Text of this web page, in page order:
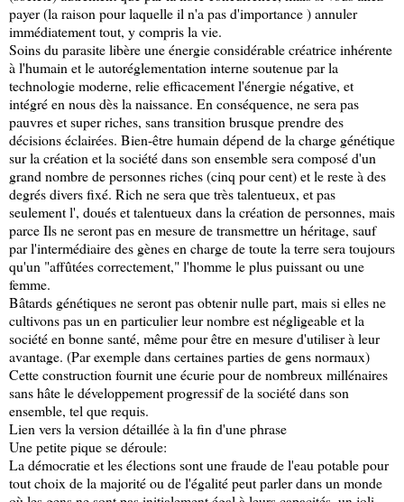
payer (la raison pour laquelle il n'a pas d'importance ) annuler
immédiatement tout, y compris la vie.
Soins du parasite libère une énergie considérable créatrice inhérente
à l'humain et le autoréglementation interne soutenue par la
technologie moderne, relie efficacement l'énergie négative, et
intégré en nous dès la naissance. En conséquence, ne sera pas
pauvres et super riches, sans transition brusque prendre des
décisions éclairées. Bien-être humain dépend de la charge génétique
sur la création et la société dans son ensemble sera composé d'un
grand nombre de personnes riches (cinq pour cent) et le reste à des
degrés divers fixé. Rich ne sera que très talentueux, et pas
seulement l', doués et talentueux dans la création de personnes, mais
parce Ils ne seront pas en mesure de transmettre un héritage, sauf
par l'intermédiaire des gènes en charge de toute la terre sera toujours
qu'un "affûtées correctement," l'homme le plus puissant ou une
femme.
Bâtards génétiques ne seront pas obtenir nulle part, mais si elles ne
cultivons pas un en particulier leur nombre est négligeable et la
société en bonne santé, même pour être en mesure d'utiliser à leur
avantage. (Par exemple dans certaines parties de gens normaux)
Cette construction fournit une écurie pour de nombreux millénaires
sans hâte le développement progressif de la société dans son
ensemble, tel que requis.
Lien vers la version détaillée à la fin d'une phrase
Une petite pique se déroule:
La démocratie et les élections sont une fraude de l'eau potable pour
tout choix de la majorité ou de l'égalité peut parler dans un monde